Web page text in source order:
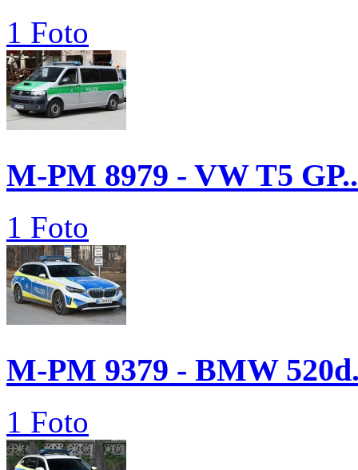
1 Foto
M-PM 8979 - VW T5
1 Foto
M-PM 9379 - BMW
1 Foto